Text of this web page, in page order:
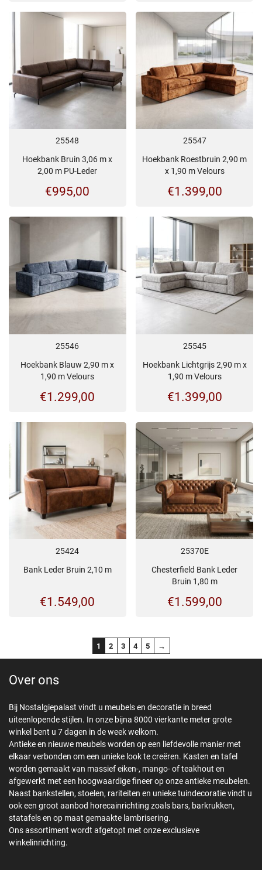
25548
Hoekbank Bruin 3,06 m x
2,00 m PU-Leder
€995,00
25547
Hoekbank Roestbruin 2,90 m
x 1,90 m Velours
€1.399,00
25546
Hoekbank Blauw 2,90 m x
1,90 m Velours
€1.299,00
25545
Hoekbank Lichtgrijs 2,90 m x
1,90 m Velours
€1.399,00
25424
Bank Leder Bruin 2,10 m
€1.549,00
25370E
Chesterfield Bank Leder
Bruin 1,80 m
€1.599,00
1 2 3 4 5 →
Over ons
Bij Nostalgiepalast vindt u meubels en decoratie in breed
uiteenlopende stijlen. In onze bijna 8000 vierkante meter grote
winkel bent u 7 dagen in de week welkom.
Antieke en nieuwe meubels worden op een liefdevolle manier met
elkaar verbonden om een unieke look te creëren. Kasten en tafel
worden gemaakt van massief eiken-, mango- of teakhout en
afgewerkt met een hoogwaardige fineer op onze antieke meubelen.
Naast bankstellen, stoelen, rariteiten en unieke tuindecoratie vindt u
ook een groot aanbod horecainrichting zoals bars, barkrukken,
statafels en op maat gemaakte lambrisering.
Ons assortiment wordt afgetopt met onze exclusieve
winkelinrichting.